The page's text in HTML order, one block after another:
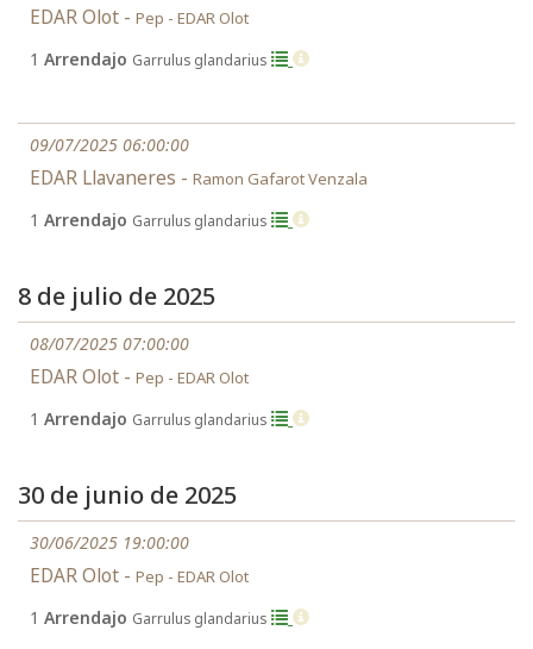
EDAR Olot - Pep - EDAR Olot
1 Arrendajo Garrulus glandarius
09/07/2025 06:00:00
EDAR Llavaneres - Ramon Gafarot Venzala
1 Arrendajo Garrulus glandarius
8 de julio de 2025
08/07/2025 07:00:00
EDAR Olot - Pep - EDAR Olot
1 Arrendajo Garrulus glandarius
30 de junio de 2025
30/06/2025 19:00:00
EDAR Olot - Pep - EDAR Olot
1 Arrendajo Garrulus glandarius